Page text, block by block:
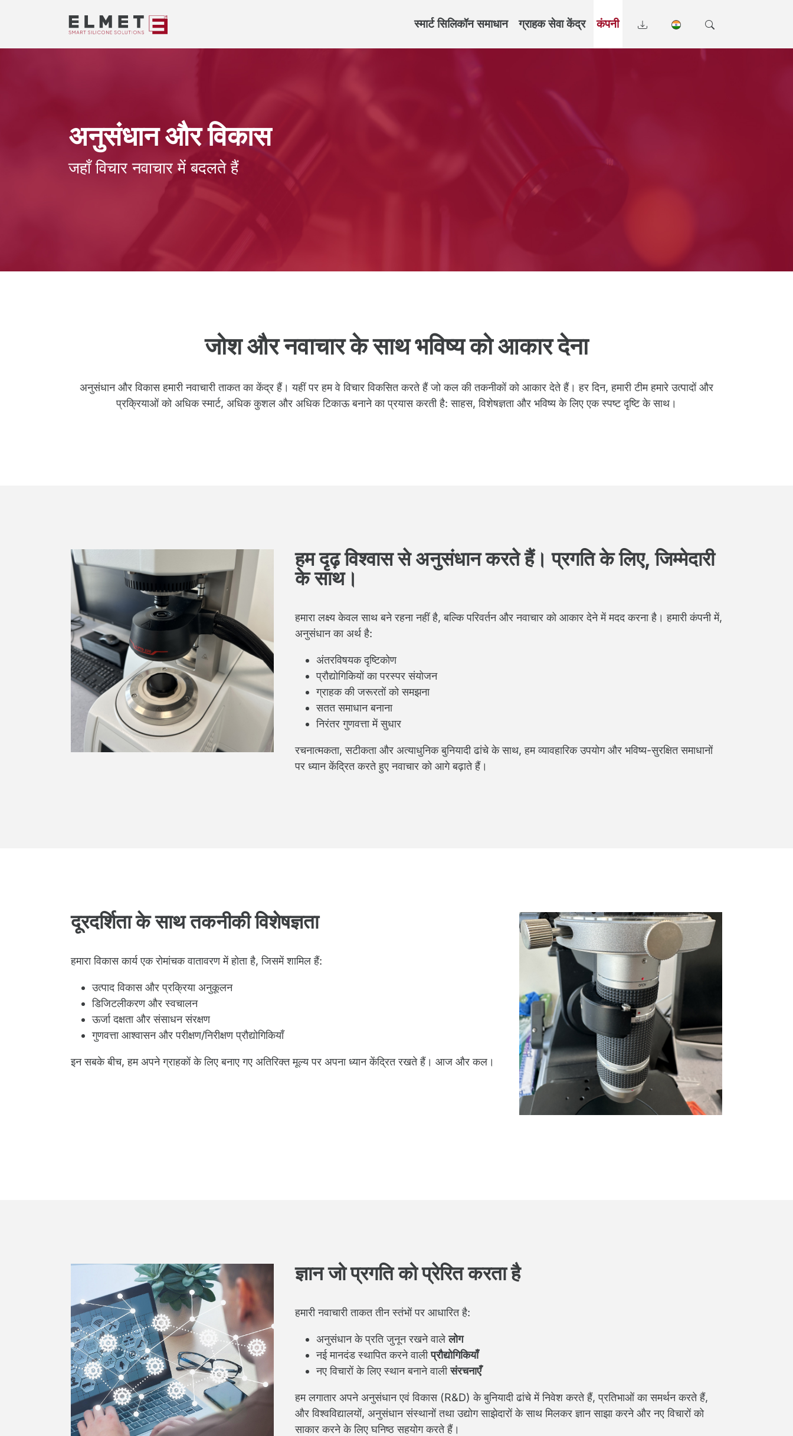
स्मार्ट सिलिकॉन समाधान ग्राहक सेवा केंद्र कंपनी
अनुसंधान और विकास
जहाँ विचार नवाचार में बदलते हैं
जोश और नवाचार के साथ भविष्य को आकार देना
अनुसंधान और विकास हमारी नवाचारी ताकत का केंद्र हैं। यहीं पर हम वे विचार विकसित करते हैं जो कल की तकनीकों को आकार देते हैं। हर दिन, हमारी टीम हमारे उत्पादों और
प्रक्रियाओं को अधिक स्मार्ट, अधिक कुशल और अधिक टिकाऊ बनाने का प्रयास करती है: साहस, विशेषज्ञता और भविष्य के लिए एक स्पष्ट दृष्टि के साथ।
हम दृढ़ विश्वास से अनुसंधान करते हैं। प्रगति के लिए, जिम्मेदारी
के साथ।
हमारा लक्ष्य केवल साथ बने रहना नहीं है, बल्कि परिवर्तन और नवाचार को आकार देने में मदद करना है। हमारी कंपनी में,
अनुसंधान का अर्थ है:
अंतरविषयक दृष्टिकोण
प्रौद्योगिकियों का परस्पर संयोजन
ग्राहक की जरूरतों को समझना
सतत समाधान बनाना
निरंतर गुणवत्ता में सुधार
रचनात्मकता, सटीकता और अत्याधुनिक बुनियादी ढांचे के साथ, हम व्यावहारिक उपयोग और भविष्य-सुरक्षित समाधानों
पर ध्यान केंद्रित करते हुए नवाचार को आगे बढ़ाते हैं।
दूरदर्शिता के साथ तकनीकी विशेषज्ञता
हमारा विकास कार्य एक रोमांचक वातावरण में होता है, जिसमें शामिल हैं:
उत्पाद विकास और प्रक्रिया अनुकूलन
डिजिटलीकरण और स्वचालन
ऊर्जा दक्षता और संसाधन संरक्षण
गुणवत्ता आश्वासन और परीक्षण/निरीक्षण प्रौद्योगिकियाँ
इन सबके बीच, हम अपने ग्राहकों के लिए बनाए गए अतिरिक्त मूल्य पर अपना ध्यान केंद्रित रखते हैं। आज और कल।
ज्ञान जो प्रगति को प्रेरित करता है
हमारी नवाचारी ताकत तीन स्तंभों पर आधारित है:
अनुसंधान के प्रति जुनून रखने वालेलोग
नई मानदंड स्थापित करने वालीप्रौद्योगिकियाँ
नए विचारों के लिए स्थान बनाने वालीसंरचनाएँ
हम लगातार अपने अनुसंधान एवं विकास (R&D) के बुनियादी ढांचे में निवेश करते हैं, प्रतिभाओं का समर्थन करते हैं,
और विश्वविद्यालयों, अनुसंधान संस्थानों तथा उद्योग साझेदारों के साथ मिलकर ज्ञान साझा करने और नए विचारों को
साकार करने के लिए घनिष्ठ सहयोग करते हैं।